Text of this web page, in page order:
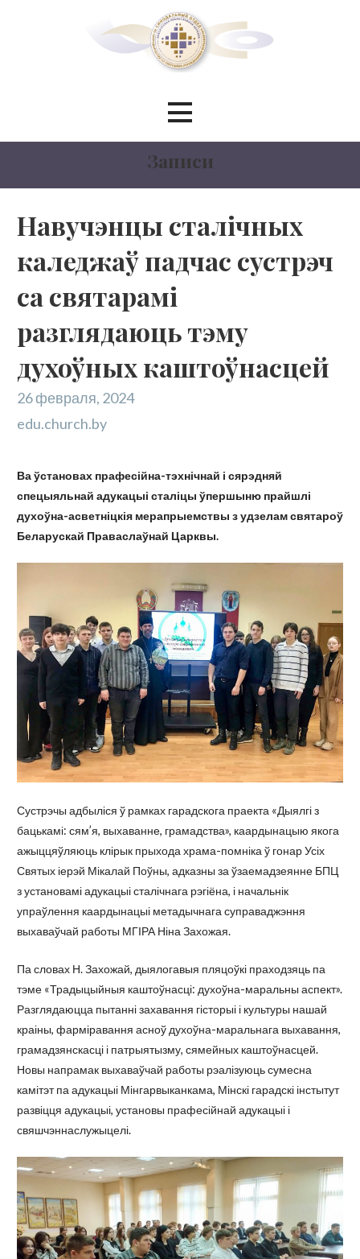
Синодальный отдел по
сотрудничеству со светскими
учреждениями образования
БЕЛОРУССКИЙ ЭКЗАРХАТ
МОСКОВСКИЙ ПАТРИАРХАТ
Записи
Навучэнцы сталічных
каледжаў падчас сустрэч
са святарамі
разглядаюць тэму
духоўных каштоўнасцей
26 февраля, 2024
edu.church.by
Ва ўстановах прафесійна-тэхнічнай і сярэдняй
спецыяльнай адукацыі сталіцы ўпершыню прайшлі
духоўна-асветніцкія мерапрыемствы з удзелам святароў
Беларускай Праваслаўнай Царквы.
Сустрэчы адбыліся ў рамках гарадскога праекта «Дыялгі з
бацькамі: сям’я, выхаванне, грамадства», каардынацыю якога
ажыццяўляюць клірык прыхода храма-помніка ў гонар Усіх
Святых іерэй Мікалай Поўны, адказны за ўзаемадзеянне БПЦ
з установамі адукацыі сталічнага рэгіёна, і начальнік
упраўлення каардынацыі метадычнага суправаджэння
выхаваўчай работы МГІРА Ніна Захожая.
Па словах Н. Захожай, дыялогавыя пляцоўкі праходзяць па
тэме «Традыцыйныя каштоўнасці: духоўна-маральны аспект».
Разглядаюцца пытанні захавання гісторыі і культуры нашай
краіны, фарміравання асноў духоўна-маральнага выхавання,
грамадзянскасці і патрыятызму, сямейных каштоўнасцей.
Новы напрамак выхаваўчай работы рэалізуюць сумесна
камітэт па адукацыі Мінгарвыканкама, Мінскі гарадскі інстытут
развіцця адукацыі, установы прафесійнай адукацыі і
свяшчэннаслужыцелі.